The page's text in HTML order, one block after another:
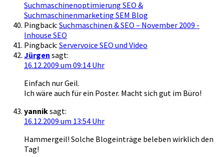
Suchmaschinenoptimierung SEO &
Suchmaschinenmarketing SEM Blog
Pingback: Suchmaschinen & SEO – November 2009 -
Inhouse SEO
Pingback: Servervoice SEO und Video
Jürgen sagt:
16.12.2009 um 09:14 Uhr
Einfach nur Geil.
Ich wäre auch für ein Poster. Macht sich gut im Büro!
yanniksagt:
16.12.2009 um 13:54 Uhr
Hammergeil! Solche Blogeinträge beleben wirklich den
Tag!